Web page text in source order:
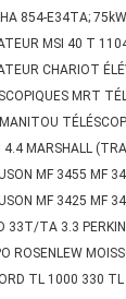
854-E34TA;
MSI 40 T
CHARIOT
MRT
4.4 MARSHALL
MF 3455 MF
MF 3425 MF
33T/TA 3.3
ROSENLEW
TL 1000 330